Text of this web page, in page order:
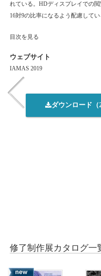
れている。HDディスプレイでの
16対9の比率になるよう配慮してい
目次を見る
ウェブサイト
IAMAS 2019
ダウンロード（
修了制作展カタログ一